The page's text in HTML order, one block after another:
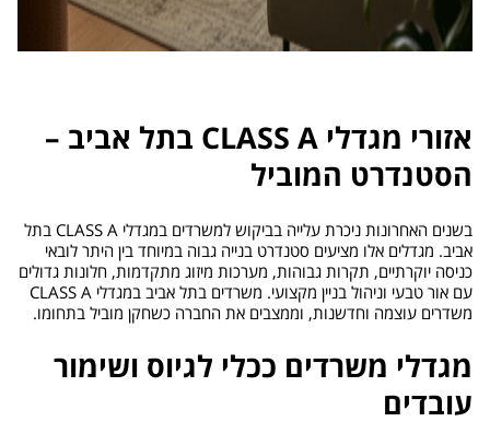
אזורי מגדלי CLASS A בתל אביב –
הסטנדרט המוביל
בשנים האחרונות ניכרת עלייה בביקוש למשרדים במגדלי CLASS A בתל
אביב. מגדלים אלו מציעים סטנדרט בנייה גבוה במיוחד בין היתר לובאי
כניסה יוקרתיים, תקרות גבוהות, מערכות מיזוג מתקדמות, חלונות גדולים
עם אור טבעי וניהול בניין מקצועי. משרדים בתל אביב במגדלי CLASS A
משדרים עוצמה וחדשנות, וממצבים את החברה כשחקן מוביל בתחומו.
מגדלי משרדים ככלי לגיוס ושימור
עובדים